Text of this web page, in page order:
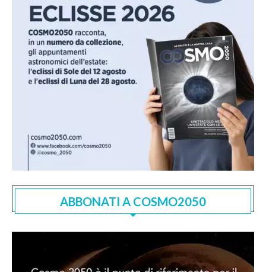
ABBONATI A COSMO2050